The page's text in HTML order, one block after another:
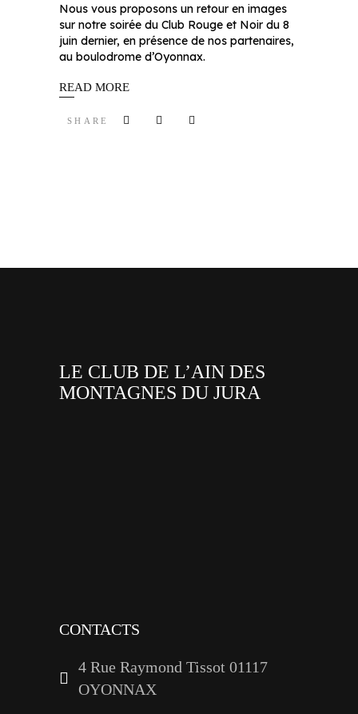
Nous vous proposons un retour en images
sur notre soirée du Club Rouge et Noir du 8
juin dernier, en présence de nos partenaires,
au boulodrome d’Oyonnax.
READ MORE
SHARE
LE CLUB DE L’AIN DES
MONTAGNES DU JURA
CONTACTS
4 Rue Raymond Tissot 01117
OYONNAX